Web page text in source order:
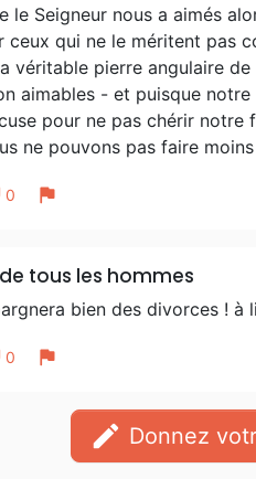
le Seigneur nous a aimés
ceux qui ne le méritent pas
véritable pierre angulaire
aimables - et puisque
pour ne pas chérir notre
ne pouvons pas faire
0 flag
tous les hommes
bien des divorces ! à
0 flag
edit Donnez